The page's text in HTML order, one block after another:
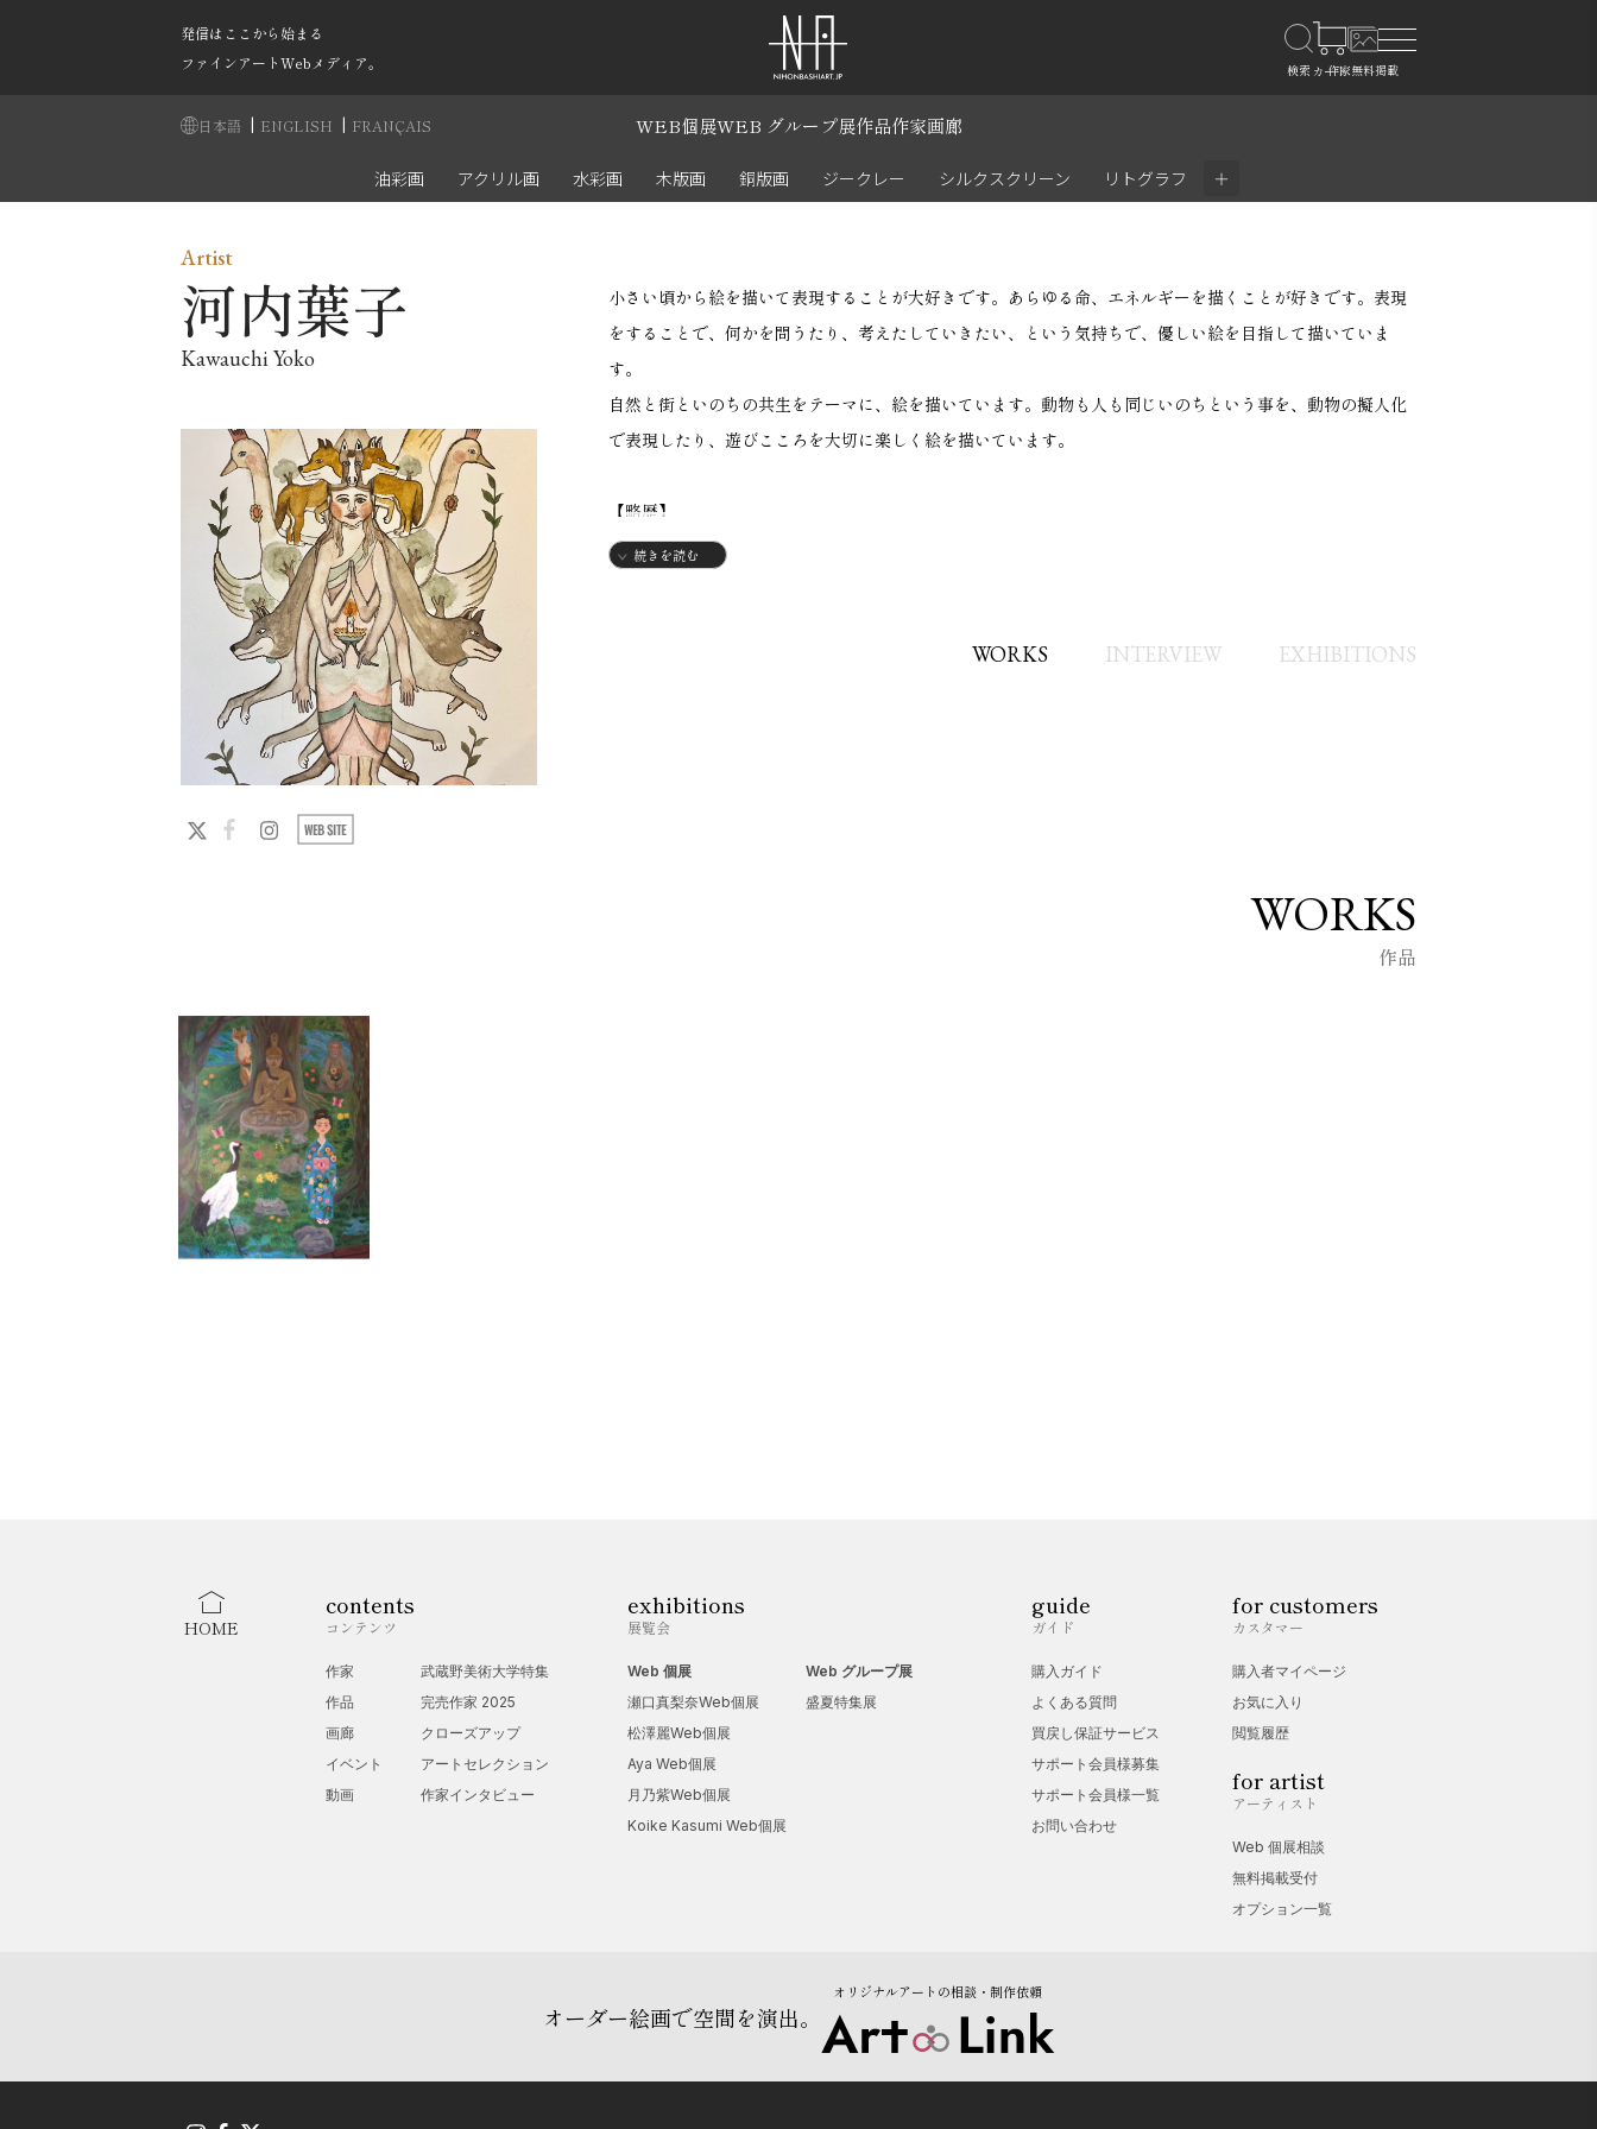
発信はここから始まる
ファインアートWebメディア。
日本語 | ENGLISH | FRANÇAIS WEB個展WEB グループ展作品作家画廊
油彩画 アクリル画 水彩画 木版画 銅版画 ジークレー シルクスクリーン リトグラフ ＋
小さい頃から絵を描いて表現することが大好きです。あらゆる命、エネルギーを描くことが好きです。表現
をすることで、何かを問うたり、考えたしていきたい、という気持ちで、優しい絵を目指して描いていま
す。
自然と街といのちの共生をテーマに、絵を描いています。動物も人も同じいのちという事を、動物の擬人化
で表現したり、遊びこころを大切に楽しく絵を描いています。
【略歴】
・京都造形芸術大学通信教育部、油彩科にて7年学ぶ。
続きを読む
Artist
河内葉子
Kawauchi Yoko
WORKS INTERVIEW EXHIBITIONS
WORKS
作品
HOME
contents
コンテンツ
作家
作品
画廊
イベント
動画
武蔵野美術大学特集
完売作家 2025
クローズアップ
アートセレクション
作家インタビュー
exhibitions
展覧会
Web 個展
瀬口真梨奈Web個展
松澤麗Web個展
Aya Web個展
月乃紫Web個展
Koike Kasumi Web個展
Web グループ展
盛夏特集展
guide
ガイド
購入ガイド
よくある質問
買戻し保証サービス
サポート会員様募集
サポート会員様一覧
お問い合わせ
for customers
カスタマー
購入者マイページ
お気に入り
閲覧履歴
for artist
アーティスト
Web 個展相談
無料掲載受付
オプション一覧
オーダー絵画で空間を演出。
オリジナルアートの相談・制作依頼